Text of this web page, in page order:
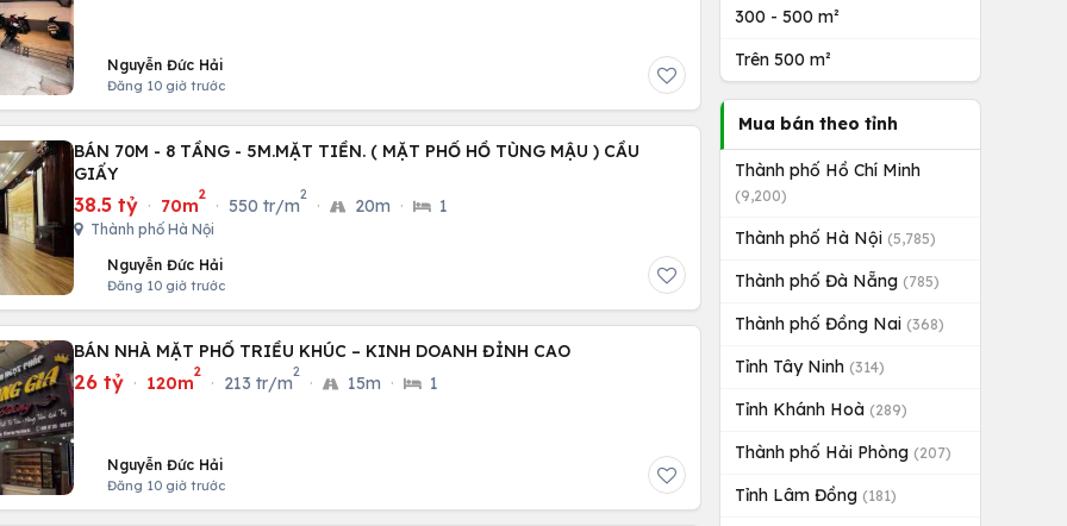
Nguyễn Đức Hải
Đăng 10 giờ trước
BÁN 70M - 8 TẦNG - 5M.MẶT TIỀN. ( MẶT PHỐ HỒ TÙNG MẬU ) CẦU
GIẤY
38.5 tỷ · 70m
2
· 550 tr/m
2
· 20m · 1
Thành phố Hà Nội
Nguyễn Đức Hải
Đăng 10 giờ trước
BÁN NHÀ MẶT PHỐ TRIỀU KHÚC – KINH DOANH ĐỈNH CAO
26 tỷ · 120m
2
· 213 tr/m
2
· 15m · 1
Nguyễn Đức Hải
Đăng 10 giờ trước
300 - 500 m²
Trên 500 m²
Mua bán theo tỉnh
Thành phố Hồ Chí Minh
(9,200)
Thành phố Hà Nội (5,785)
Thành phố Đà Nẵng (785)
Thành phố Đồng Nai (368)
Tỉnh Tây Ninh (314)
Tỉnh Khánh Hoà (289)
Thành phố Hải Phòng (207)
Tỉnh Lâm Đồng (181)